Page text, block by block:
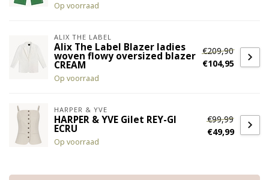
Op voorraad
ALIX THE LABEL
Alix The Label Blazer ladies
woven flowy oversized blazer
CREAM
Op voorraad
€209,90
€104,95
HARPER & YVE
HARPER & YVE Gilet REY-GI
ECRU
Op voorraad
€99,99
€49,99